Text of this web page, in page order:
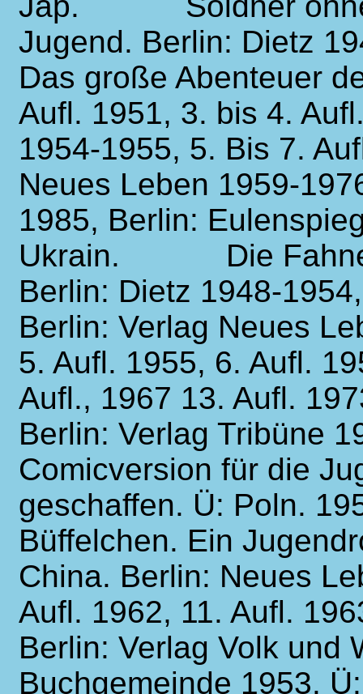
Jugend. Berlin: Dietz
Das große
Aufl. 1951, 3. bis 4.
1954-1955, 5. Bis 7.
Neues Leben 1959-
1985, Berlin:
Ukrain.
Die
Berlin: Dietz 1948-
Berlin: Verlag Neues
5. Aufl. 1955, 6. Aufl.
Aufl., 1967 13. Aufl.
Berlin: Verlag Tribüne
Comicversion für die
geschaffen. Ü: Poln.
Büffelchen. Ein
China. Berlin: Neues
Aufl. 1962, 11. Aufl.
Berlin: Verlag Volk und
Buchgemeinde 1953.